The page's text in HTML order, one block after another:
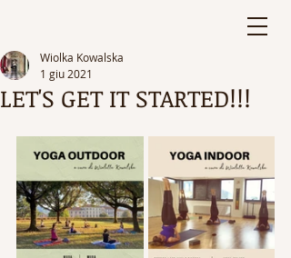
LET'S GET IT STARTED!!!
Wiolka Kowalska
1 giu 2021